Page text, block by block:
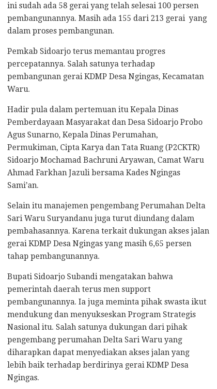
ini sudah ada 58 gerai yang telah selesai 100 persen
pembangunannya. Masih ada 155 dari 213 gerai yang
dalam proses pembangunan.
Pemkab Sidoarjo terus memantau progres
percepatannya. Salah satunya terhadap
pembangunan gerai KDMP Desa Ngingas, Kecamatan
Waru.
Hadir pula dalam pertemuan itu Kepala Dinas
Pemberdayaan Masyarakat dan Desa Sidoarjo Probo
Agus Sunarno, Kepala Dinas Perumahan,
Permukiman, Cipta Karya dan Tata Ruang (P2CKTR)
Sidoarjo Mochamad Bachruni Aryawan, Camat Waru
Ahmad Farkhan Jazuli bersama Kades Ngingas
Sami’an.
Selain itu manajemen pengembang Perumahan Delta
Sari Waru Suryandanu juga turut diundang dalam
pembahasannya. Karena terkait dukungan akses jalan
gerai KDMP Desa Ngingas yang masih 6,65 persen
tahap pembangunannya.
Bupati Sidoarjo Subandi mengatakan bahwa
pemerintah daerah terus men support
pembangunannya. Ia juga meminta pihak swasta ikut
mendukung dan menyukseskan Program Strategis
Nasional itu. Salah satunya dukungan dari pihak
pengembang perumahan Delta Sari Waru yang
diharapkan dapat menyediakan akses jalan yang
lebih baik terhadap berdirinya gerai KDMP Desa
Ngingas.